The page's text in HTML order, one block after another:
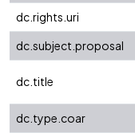
dc.rights.uri
dc.subject.proposal
dc.title
dc.type.coar